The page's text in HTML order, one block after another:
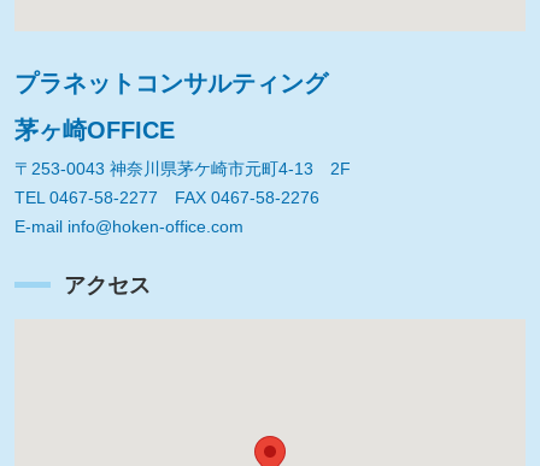
プラネットコンサルティング
茅ヶ崎OFFICE
〒253-0043 神奈川県茅ケ崎市元町4-13 2F
TEL 0467-58-2277 FAX 0467-58-2276
E-mail info@hoken-office.com
アクセス